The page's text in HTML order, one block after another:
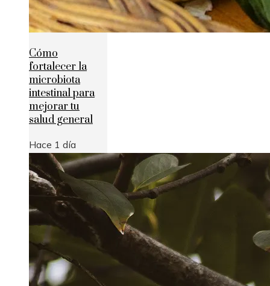
Cómo
fortalecer la
microbiota
intestinal para
mejorar tu
salud general
Hace 1 día